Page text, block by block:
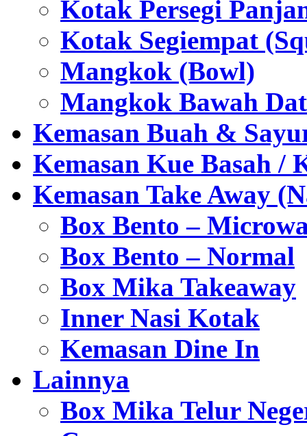
Kotak Persegi
Kotak Segiempat
Mangkok (Bowl)
Mangkok Bawah
Kemasan Buah &
Kemasan Kue Basah /
Kemasan Take Away
Box Bento –
Box Bento – Normal
Box Mika Takeaway
Inner Nasi Kotak
Kemasan Dine In
Lainnya
Box Mika Telur